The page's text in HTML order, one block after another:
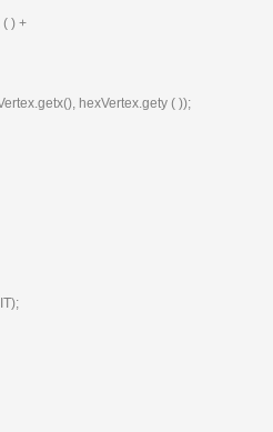
( ) +
hexVertex.gety ( ));